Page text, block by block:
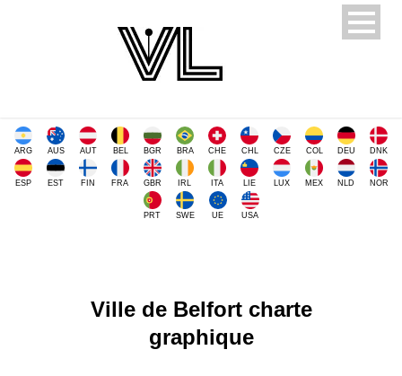
ARG AUS AUT BEL BGR BRA CHE CHL CZE COL DEU DNK
ESP EST FIN FRA GBR IRL ITA LIE LUX MEX NLD NOR
PRT SWE UE USA
Ville de Belfort charte
graphique